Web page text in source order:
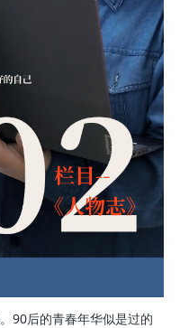
90后的青春年华似是过的